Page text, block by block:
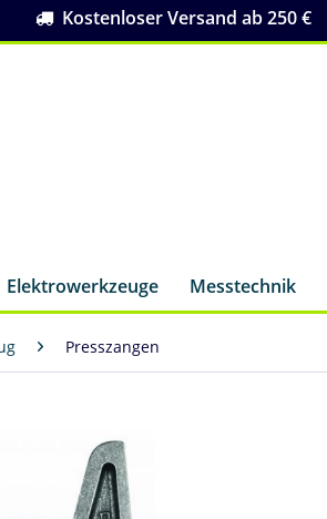
Kostenloser Versand ab 250 €
Elektrowerkzeuge Messtechnik
Presszangen